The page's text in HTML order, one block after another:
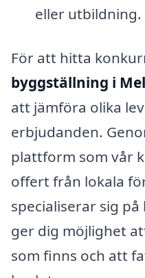
eller utbildning.
För att hitta
byggställning i
att jämföra olika
erbjudanden.
plattform som vår
offert från lokala
specialiserar sig
ger dig möjlighet
som finns och att